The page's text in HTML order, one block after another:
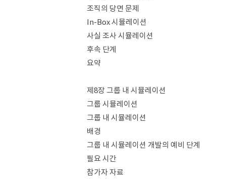
조직의 당면 문제
In-Box 시뮬레이션
사실 조사 시뮬레이션
후속 단계
요약
제8장 그룹 내 시뮬레이션
그룹 시뮬레이션
그룹 내 시뮬레이션
배경
그룹 내 시뮬레이션 개발의 예비 단계
필요 시간
참가자 자료